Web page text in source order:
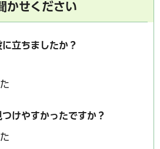
かせください
立ちましたか？
けやすかったですか？